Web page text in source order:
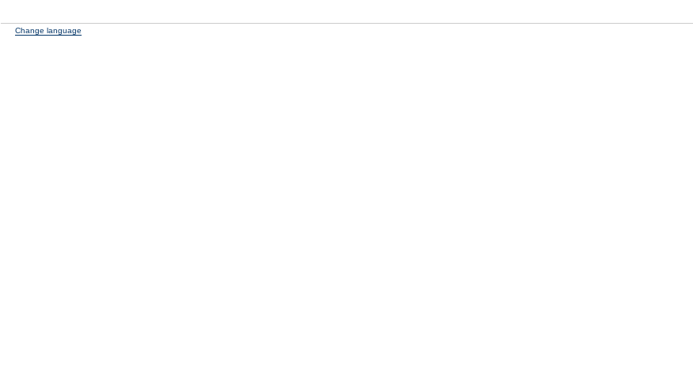
Change language